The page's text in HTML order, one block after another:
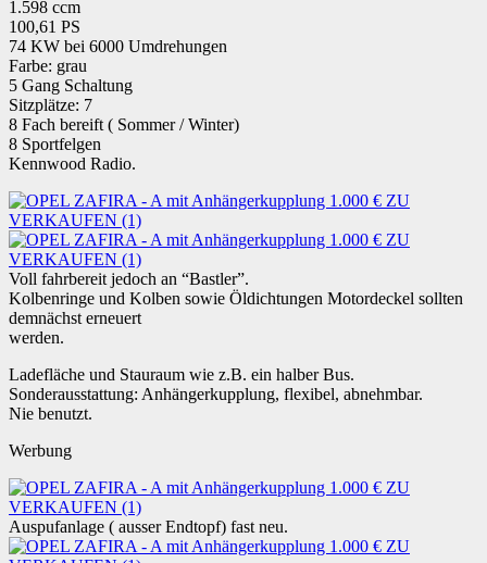
1.598 ccm
100,61 PS
74 KW bei 6000 Umdrehungen
Farbe: grau
5 Gang Schaltung
Sitzplätze: 7
8 Fach bereift ( Sommer / Winter)
8 Sportfelgen
Kennwood Radio.
Voll fahrbereit jedoch an “Bastler”.
Kolbenringe und Kolben sowie Öldichtungen Motordeckel sollten
demnächst erneuert
werden.
Ladefläche und Stauraum wie z.B. ein halber Bus.
Sonderausstattung: Anhängerkupplung, flexibel, abnehmbar.
Nie benutzt.
Werbung
Auspufanlage ( ausser Endtopf) fast neu.